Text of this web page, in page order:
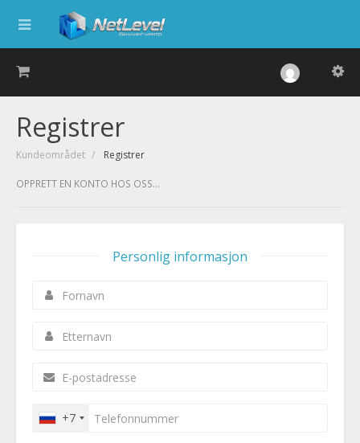
Registrer
Kundeområdet Registrer
OPPRETT EN KONTO HOS OSS...
Personlig informasjon
+7